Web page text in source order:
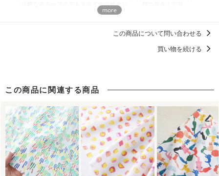
商用利用についての詳細はこちら
小柄なモチーフのテキスタイルデザイン
この商品について問い合わせる
買い物を続ける
この商品に関連する商品